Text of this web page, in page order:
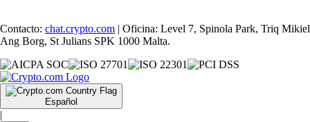
Contacto: chat.crypto.com | Oficina: Level 7, Spinola Park, Triq Mikiel
Ang Borg, St Julians SPK 1000 Malta.
Español
|